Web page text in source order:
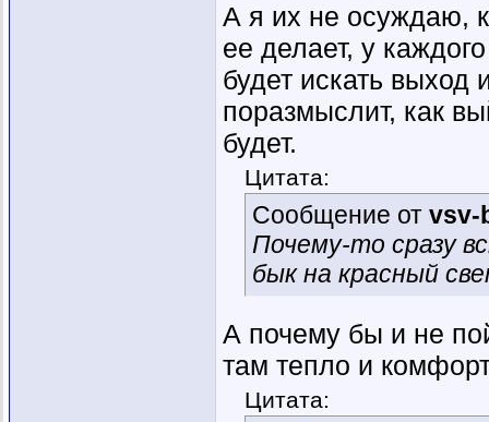
А я их не осуждаю,
ее делает, у
будет искать выход
поразмыслит, как
будет.
Цитата:
Сообщение от vsv-
Почему-то сразу
бык на красный
А почему бы и не
там тепло и
Цитата: